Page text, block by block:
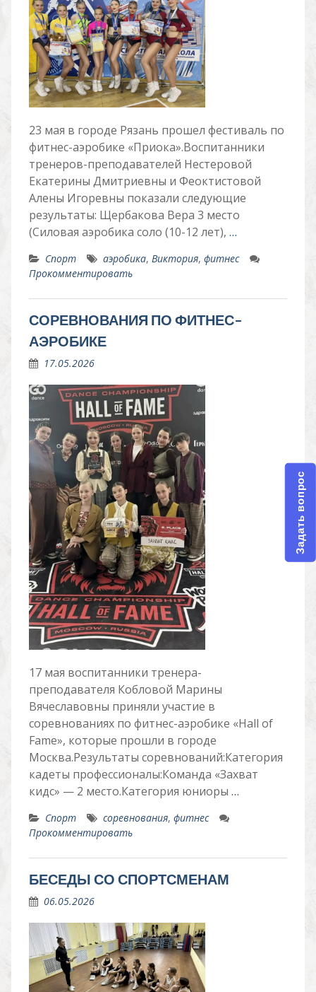
23 мая в городе Рязань прошел фестиваль по
фитнес-аэробике «Приока».Воспитанники
тренеров-преподавателей Нестеровой
Екатерины Дмитриевны и Феоктистовой
Алены Игоревны показали следующие
результаты: Щербакова Вера 3 место
(Силовая аэробика соло (10-12 лет), …
Спорт аэробика, Виктория, фитнес
Прокомментировать
СОРЕВНОВАНИЯ ПО ФИТНЕС-
АЭРОБИКЕ
17.05.2026
17 мая воспитанники тренера-
преподавателя Кобловой Марины
Вячеславовны приняли участие в
соревнованиях по фитнес-аэробике «Hall of
Fame», которые прошли в городе
Москва.Результаты соревнований:Категория
кадеты профессионалы:Команда «Захват
кидс» — 2 место.Категория юниоры …
Спорт соревнования, фитнес
Прокомментировать
БЕСЕДЫ СО СПОРТСМЕНАМ
06.05.2026
Задать вопрос